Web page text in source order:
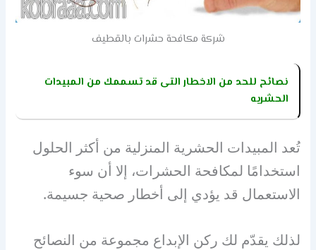
شركة مكافحة حشرات بالقطيف
نصائح للحد من الاخطار التى قد تسممك من المبيدات
الحشريه
تُعد المبيدات الحشرية المنزلية من أكثر الحلول
استخدامًا لمكافحة الحشرات، إلا أن سوء
الاستعمال قد يؤدي إلى أخطار صحية جسيمة.
لذلك يقدّم لك ركن الإبداع مجموعة من النصائح